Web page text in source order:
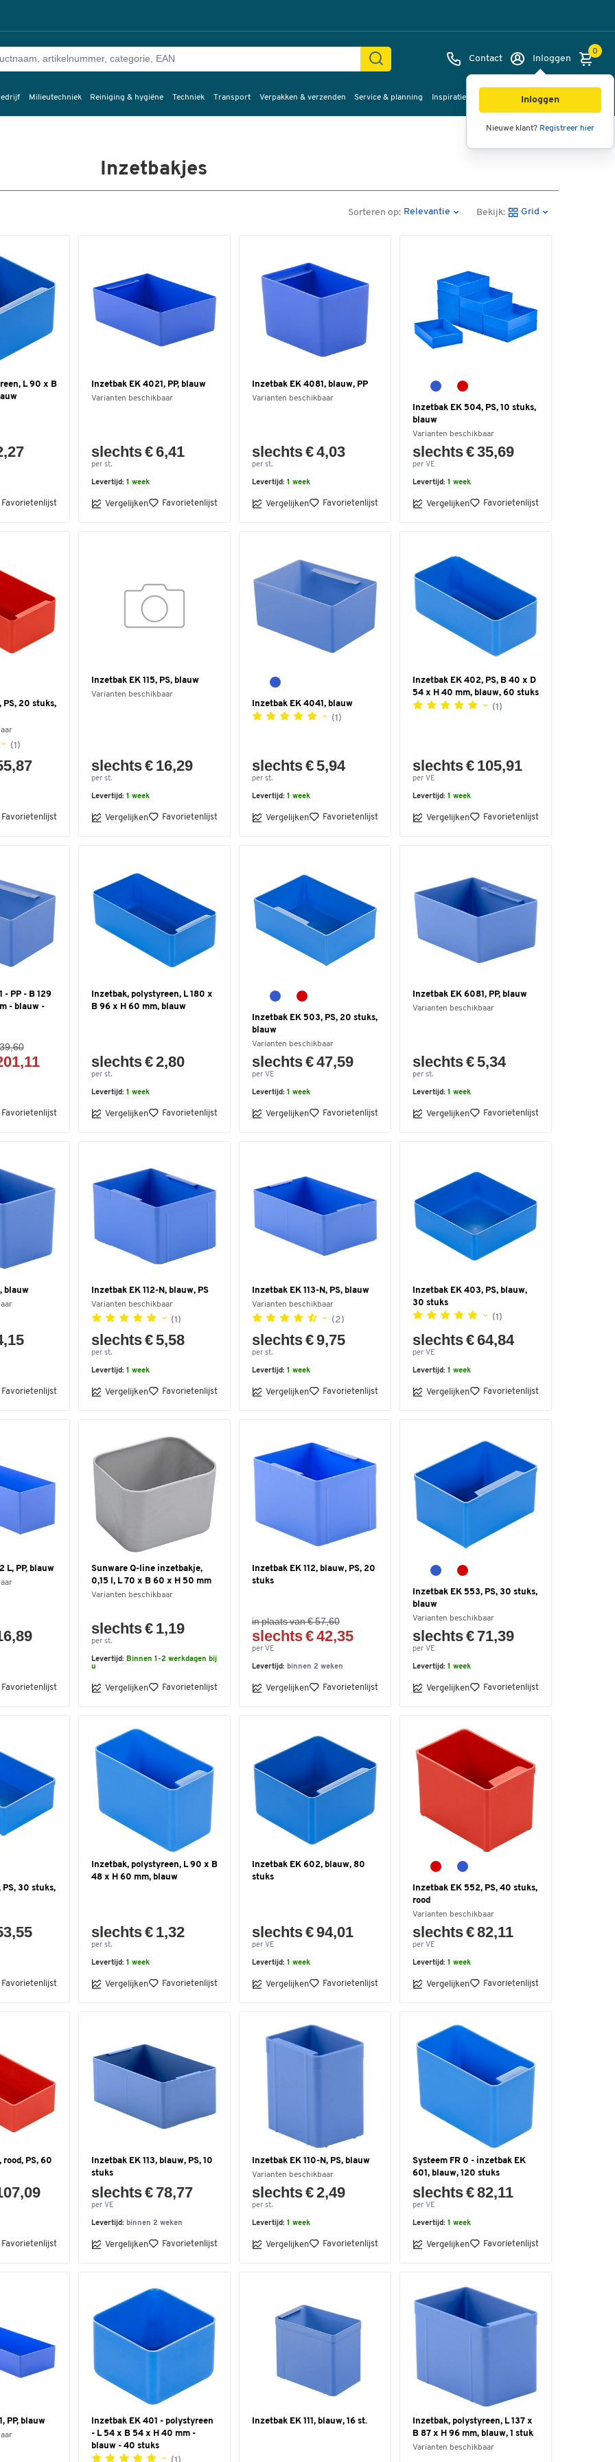
Contact Inloggen
Inloggen
Nieuwe klant? Registreer hier
0
Milieutechniek Reiniging & hygiëne Techniek Transport Verpakken & verzenden Service & planning Inspiratie
Inzetbakjes
Sorteren op: Relevantie Bekijk: Grid
L 90 x B
Favorietenlijst
Inzetbak EK 4021, PP, blauw
Varianten beschikbaar
slechts € 6,41
per st.
Levertijd: 1 week
Vergelijken Favorietenlijst
Inzetbak EK 4081, blauw, PP
Varianten beschikbaar
slechts € 4,03
per st.
Levertijd: 1 week
Vergelijken Favorietenlijst
Inzetbak EK 504, PS, 10 stuks,
blauw
Varianten beschikbaar
slechts € 35,69
per VE
Levertijd: 1 week
Vergelijken Favorietenlijst
PS, 20 stuks,
(1)
Favorietenlijst
Inzetbak EK 115, PS, blauw
Varianten beschikbaar
slechts € 16,29
per st.
Levertijd: 1 week
Vergelijken Favorietenlijst
Inzetbak EK 4041, blauw
(1)
slechts € 5,94
per st.
Levertijd: 1 week
Vergelijken Favorietenlijst
Inzetbak EK 402, PS, B 40 x D
54 x H 40 mm, blauw, 60 stuks
(1)
slechts € 105,91
per VE
Levertijd: 1 week
Vergelijken Favorietenlijst
- PP - B 129
- blauw -
Favorietenlijst
Inzetbak, polystyreen, L 180 x
B 96 x H 60 mm, blauw
slechts € 2,80
per st.
Levertijd: 1 week
Vergelijken Favorietenlijst
Inzetbak EK 503, PS, 20 stuks,
blauw
Varianten beschikbaar
slechts € 47,59
per VE
Levertijd: 1 week
Vergelijken Favorietenlijst
Inzetbak EK 6081, PP, blauw
Varianten beschikbaar
slechts € 5,34
per st.
Levertijd: 1 week
Vergelijken Favorietenlijst
blauw
Favorietenlijst
Inzetbak EK 112-N, blauw, PS
Varianten beschikbaar
(1)
slechts € 5,58
per st.
Levertijd: 1 week
Vergelijken Favorietenlijst
Inzetbak EK 113-N, PS, blauw
Varianten beschikbaar
(2)
slechts € 9,75
per st.
Levertijd: 1 week
Vergelijken Favorietenlijst
Inzetbak EK 403, PS, blauw,
30 stuks
(1)
slechts € 64,84
per VE
Levertijd: 1 week
Vergelijken Favorietenlijst
L, PP, blauw
Favorietenlijst
Sunware Q-line inzetbakje,
0,15 l, L 70 x B 60 x H 50 mm
Varianten beschikbaar
slechts € 1,19
per st.
Levertijd: Binnen 1-2 werkdagen bij
u
Vergelijken Favorietenlijst
Inzetbak EK 112, blauw, PS, 20
stuks
in plaats van € 57,60
slechts € 42,35
per VE
Levertijd: binnen 2 weken
Vergelijken Favorietenlijst
Inzetbak EK 553, PS, 30 stuks,
blauw
Varianten beschikbaar
slechts € 71,39
per VE
Levertijd: 1 week
Vergelijken Favorietenlijst
PS, 30 stuks,
Favorietenlijst
Inzetbak, polystyreen, L 90 x B
48 x H 60 mm, blauw
slechts € 1,32
per st.
Levertijd: 1 week
Vergelijken Favorietenlijst
Inzetbak EK 602, blauw, 80
stuks
slechts € 94,01
per VE
Levertijd: 1 week
Vergelijken Favorietenlijst
Inzetbak EK 552, PS, 40 stuks,
rood
Varianten beschikbaar
slechts € 82,11
per VE
Levertijd: 1 week
Vergelijken Favorietenlijst
rood, PS, 60
Favorietenlijst
Inzetbak EK 113, blauw, PS, 10
stuks
slechts € 78,77
per VE
Levertijd: binnen 2 weken
Vergelijken Favorietenlijst
Inzetbak EK 110-N, PS, blauw
Varianten beschikbaar
slechts € 2,49
per st.
Levertijd: 1 week
Vergelijken Favorietenlijst
Systeem FR 0 - inzetbak EK
601, blauw, 120 stuks
slechts € 82,11
per VE
Levertijd: 1 week
Vergelijken Favorietenlijst
PP, blauw
Inzetbak EK 401 - polystyreen
- L 54 x B 54 x H 40 mm -
blauw - 40 stuks
Inzetbak EK 111, blauw, 16 st.
Inzetbak, polystyreen, L 137 x
B 87 x H 96 mm, blauw, 1 stuk
Varianten beschikbaar